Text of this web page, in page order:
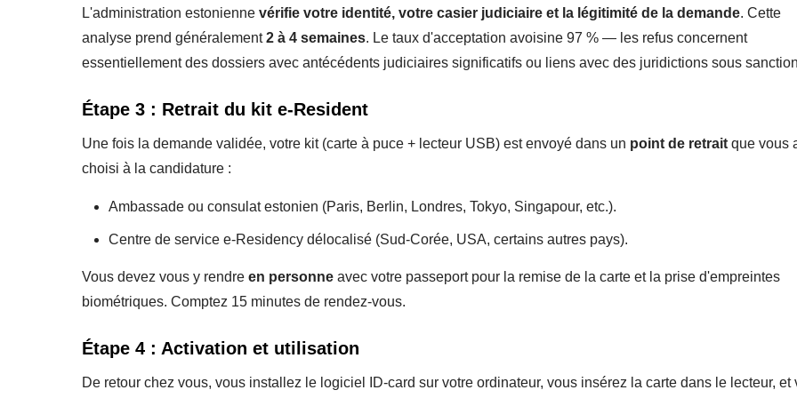
L'administration estonienne vérifie votre identité, votre casier judiciaire et la légitimité de la demande. Cette
analyse prend généralement2 à 4 semaines. Le taux d'acceptation avoisine 97 % — les refus concernent
essentiellement des dossiers avec antécédents judiciaires significatifs ou liens avec des juridictions sous
Étape 3 : Retrait du kit e-Resident
Une fois la demande validée, votre kit (carte à puce + lecteur USB) est envoyé dans un point de retrait que vous
choisi à la candidature :
Ambassade ou consulat estonien (Paris, Berlin, Londres, Tokyo, Singapour, etc.).
Centre de service e-Residency délocalisé (Sud-Corée, USA, certains autres pays).
Vous devez vous y rendre en personne avec votre passeport pour la remise de la carte et la prise d'empreintes
biométriques. Comptez 15 minutes de rendez-vous.
Étape 4 : Activation et utilisation
De retour chez vous, vous installez le logiciel ID-card sur votre ordinateur, vous insérez la carte dans le lecteur, et